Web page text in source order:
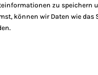
zu
können wir Daten wie